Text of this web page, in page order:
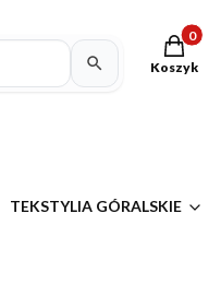
Koszyk
TEKSTYLIA GÓRALSKIE